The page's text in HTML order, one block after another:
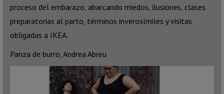
proceso del embarazo, abarcando miedos, ilusiones, clases
preparatorias al parto, términos inverosímiles y visitas
obligadas a IKEA.
Panza de burro, Andrea Abreu